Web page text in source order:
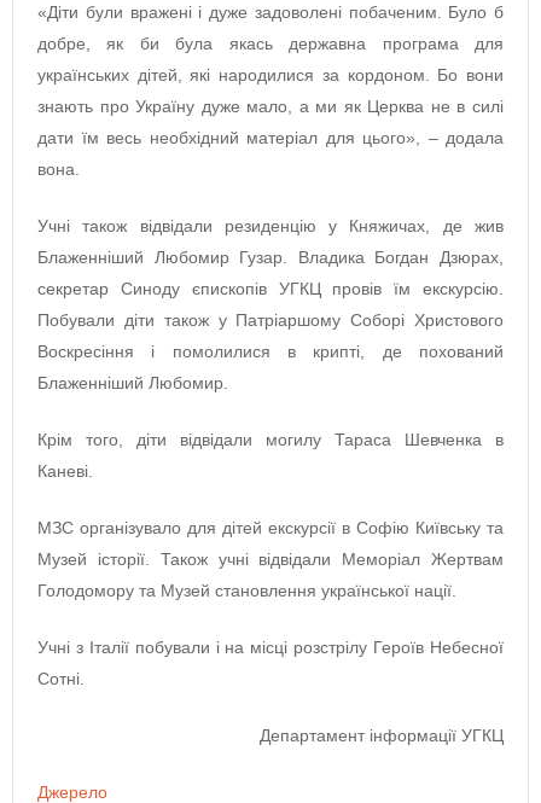
«Діти були вражені і дуже задоволені побаченим. Було б
добре, як би була якась державна програма для
українських дітей, які народилися за кордоном. Бо вони
знають про Україну дуже мало, а ми як Церква не в силі
дати їм весь необхідний матеріал для цього», – додала
вона.
Учні також відвідали резиденцію у Княжичах, де жив
Блаженніший Любомир Гузар. Владика Богдан Дзюрах,
секретар Синоду єпископів УГКЦ провів їм екскурсію.
Побували діти також у Патріаршому Соборі Христового
Воскресіння і помолилися в крипті, де похований
Блаженніший Любомир.
Крім того, діти відвідали могилу Тараса Шевченка в
Каневі.
МЗС організувало для дітей екскурсії в Софію Київську та
Музей історії. Також учні відвідали Меморіал Жертвам
Голодомору та Музей становлення української нації.
Учні з Італії побували і на місці розстрілу Героїв Небесної
Сотні.
Департамент інформації УГКЦ
Джерело